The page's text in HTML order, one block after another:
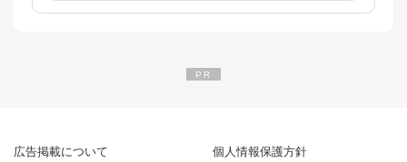
広告掲載について 個人情報保護方針